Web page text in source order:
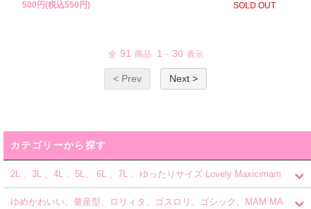
500円(税込550円)
SOLD OUT
全 91 商品 1 - 30 表示
< Prev Next >
カテゴリーから探す
2L 、3L 、4L 、5L、 6L 、7L 、ゆったりサイズ Lovely Maxicimam
ゆめかわいい、量産型、ロリィタ、ゴスロリ、ゴシック、MAM MA